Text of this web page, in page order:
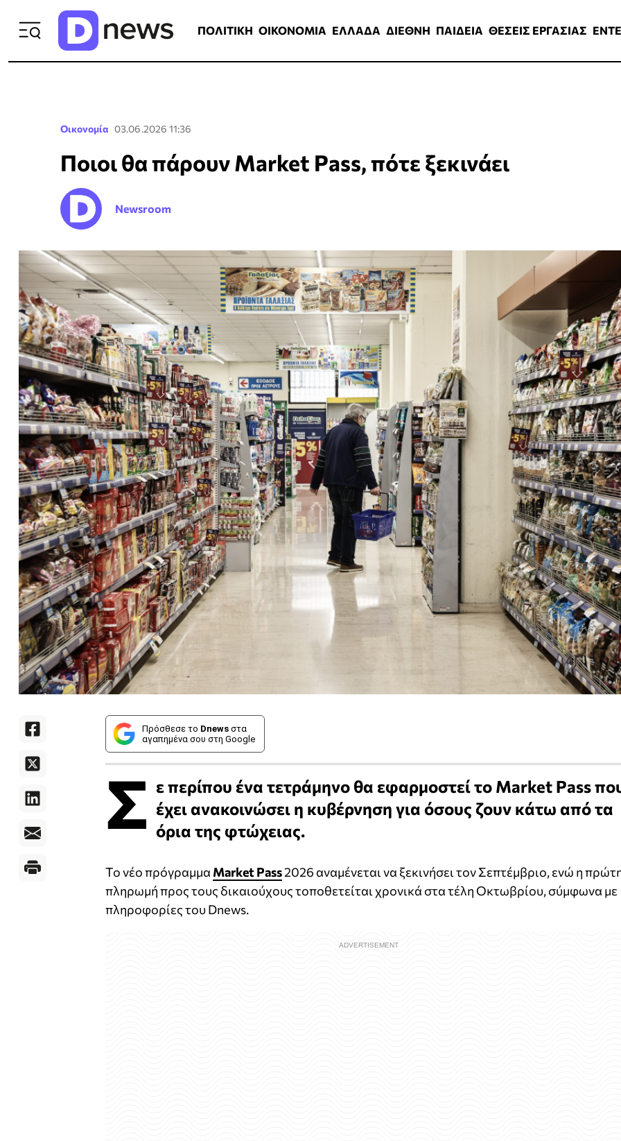
ΠΟΛΙΤΙΚΗ ΟΙΚΟΝΟΜΙΑ ΕΛΛΑΔΑ ΔΙΕΘΝΗ ΠΑΙΔΕΙΑ ΘΕΣΕΙΣ ΕΡΓΑΣΙΑΣ
Οικονομία 03.06.2026 11:36
Ποιοι θα πάρουν Market Pass, πότε ξεκινάει
Newsroom
Πρόσθεσε το Dnews στα
αγαπημένα σου στη Google
Σ ε περίπου ένα τετράμηνο θα εφαρμοστεί το Market Pass
έχει ανακοινώσει η κυβέρνηση για όσους ζουν κάτω από τα
όρια της φτώχειας.
Το νέο πρόγραμμα Market Pass2026 αναμένεται να ξεκινήσει τον Σεπτέμβριο, ενώ η
πληρωμή προς τους δικαιούχους τοποθετείται χρονικά στα τέλη Οκτωβρίου, σύμφωνα με
πληροφορίες του Dnews.